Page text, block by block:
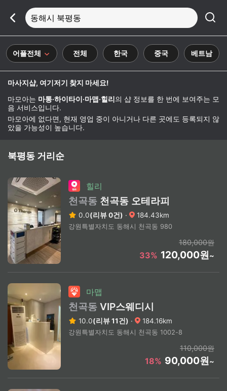
동해시 북평동
어플전체 전체 한국 중국 베트남
마사지샵, 여기저기 찾지 마세요!
마모아는 마통·하이타이·마맵·힐리 의 샵 정보를 한 번에 보여주는 모
음 서비스입니다.
마모아에 없다면, 현재 영업 중이 아니거나 다른 곳에도 등록되지 않
았을 가능성이 높습니다.
북평동 거리순
힐리
천곡동 천곡동 오테라피
0.0(리뷰 0건) · 184.43km
강원특별자치도 동해시 천곡동 980
180,000원
33% 120,000원~
마맵
천곡동 VIP스웨디시
10.0(리뷰 11건) · 184.16km
강원특별자치도 동해시 천곡동 1002-8
110,000원
18% 90,000원~